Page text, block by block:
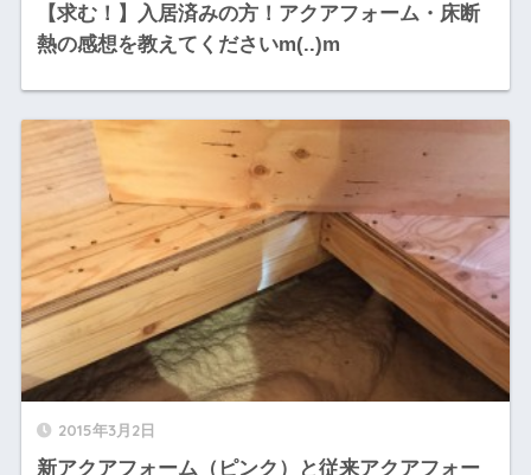
【求む！】入居済みの方！アクアフォーム・床断
熱の感想を教えてくださいm(..)m
2015年3月2日
新アクアフォーム（ピンク）と従来アクアフォー